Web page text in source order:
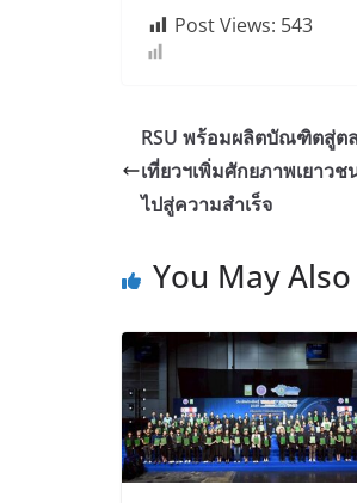
Post Views: 543
RSU พร้อมผลิตบัณฑิตสู่ต
เที่ยวฯเพิ่มศักยภาพเยาว
ไปสู่ความสำเร็จ
You May